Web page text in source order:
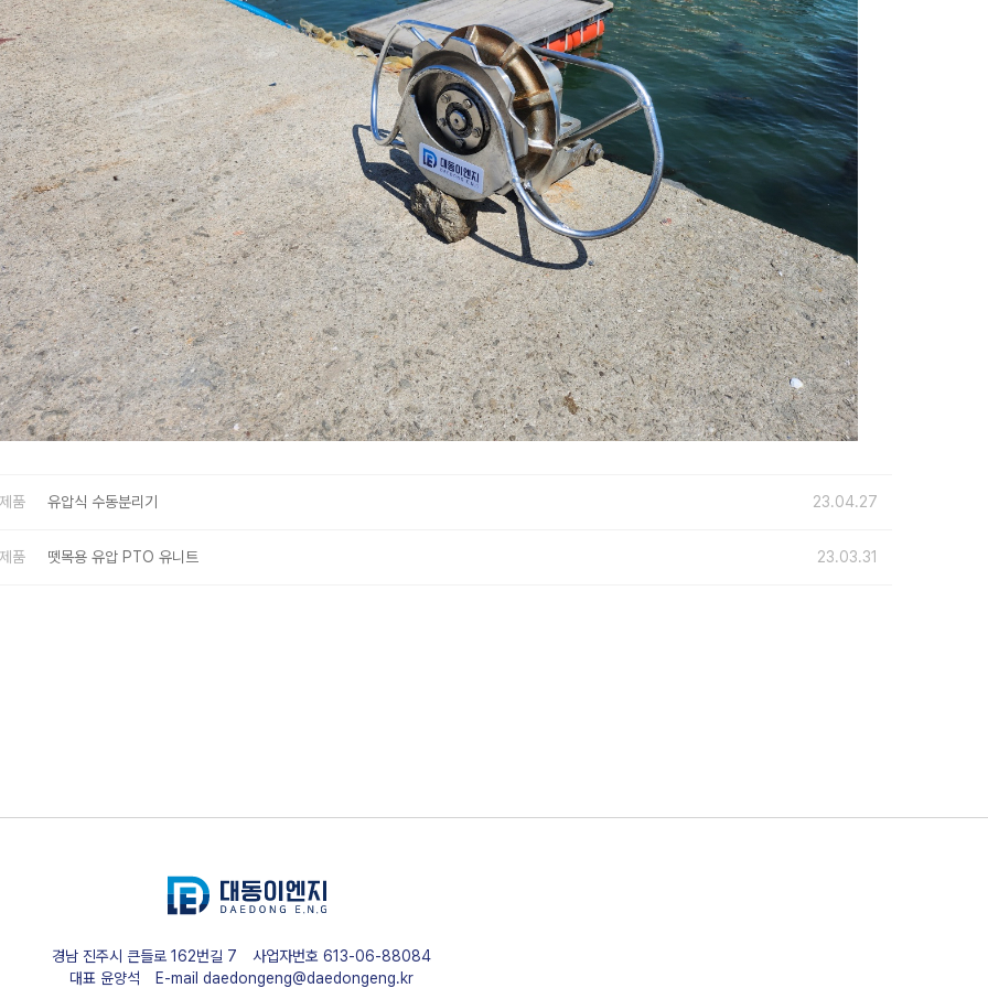
품 유압식 수동분리기 23.04.27
품 뗏목용 유압 PTO 유니트 23.03.31
경남 진주시 큰들로 162번길 7 사업자번호 613-06-88084
대표 윤양석 E-mail daedongeng@daedongeng.kr